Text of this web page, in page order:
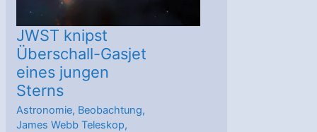
JWST knipst
Überschall-Gasjet
eines jungen
Sterns
Astronomie, Beobachtung,
James Webb Teleskop,